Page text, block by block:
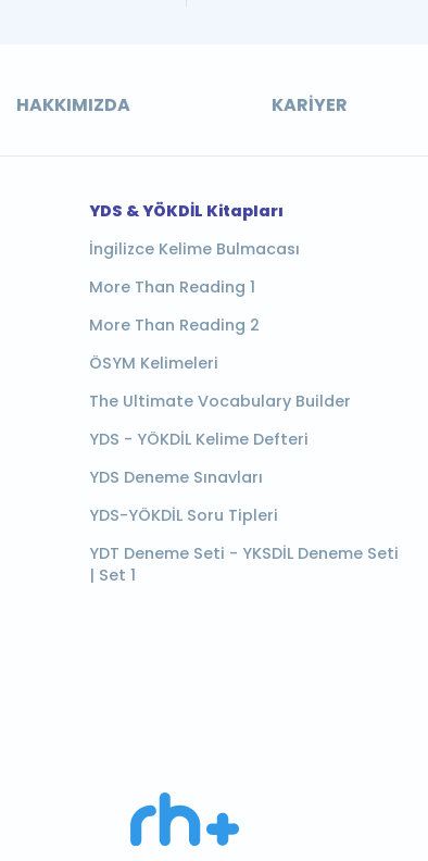
HAKKIMIZDA KARIYER
YDS & YÖKDİL Kitapları
İngilizce Kelime Bulmacası
More Than Reading 1
More Than Reading 2
ÖSYM Kelimeleri
The Ultimate Vocabulary Builder
YDS - YÖKDİL Kelime Defteri
YDS Deneme Sınavları
YDS-YÖKDİL Soru Tipleri
YDT Deneme Seti - YKSDİL Deneme Seti
| Set 1